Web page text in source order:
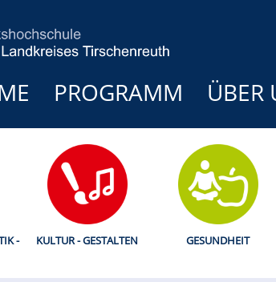
PROGRAMM ÜBER
-
KULTUR - GESTALTEN GESUNDHEIT